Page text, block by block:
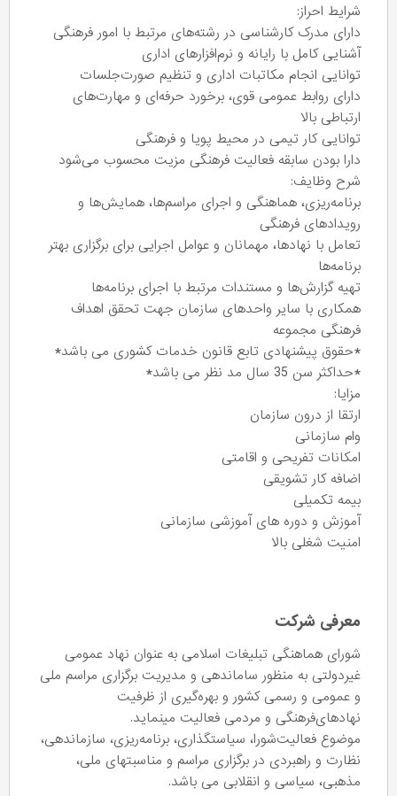
شرایط احراز:
دارای مدرک کارشناسی در رشته‌های مرتبط با امور فرهنگی
آشنایی کامل با رایانه و نرم‌افزارهای اداری
توانایی انجام مکاتبات اداری و تنظیم صورت‌جلسات
دارای روابط عمومی قوی، برخورد حرفه‌ای و مهارت‌های
ارتباطی بالا
توانایی کار تیمی در محیط پویا و فرهنگی
دارا بودن سابقه فعالیت فرهنگی مزیت محسوب می‌شود
شرح وظایف:
برنامه‌ریزی، هماهنگی و اجرای مراسم‌ها، همایش‌ها و
رویدادهای فرهنگی
تعامل با نهادها، مهمانان و عوامل اجرایی برای برگزاری بهتر
برنامه‌ها
تهیه گزارش‌ها و مستندات مرتبط با اجرای برنامه‌ها
همکاری با سایر واحدهای سازمان جهت تحقق اهداف
فرهنگی مجموعه
*حقوق پیشنهادی تابع قانون خدمات کشوری می باشد*
*حداکثر سن 35 سال مد نظر می باشد*
مزایا:
ارتقا از درون سازمان
وام سازمانی
امکانات تفریحی و اقامتی
اضافه کار تشویقی
بیمه تکمیلی
آموزش و دوره های آموزشی سازمانی
امنیت شغلی بالا
معرفی شرکت
شورای هماهنگی تبلیغات اسلامی به عنوان نهاد عمومی
غیردولتی به منظور ساماندهی و مدیریت برگزاری مراسم ملی
و عمومی و رسمی کشور و بهره‌گیری از ظرفیت
نهادهای‌فرهنگی و مردمی فعالیت مینماید.
موضوع فعالیت‌شورا، سیاستگذاری، برنامه‌ریزی، سازماندهی،
نظارت و راهبردی در برگزاری مراسم و مناسبتهای ملی،
مذهبی، سیاسی و انقلابی می باشد.